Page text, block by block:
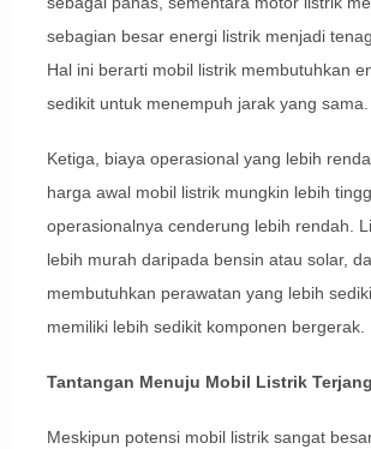
sebagian besar energi listrik menjadi
Hal ini berarti mobil listrik membutuhkan
sedikit untuk menempuh jarak yang sama.
Ketiga, biaya operasional yang lebih
harga awal mobil listrik mungkin lebih
operasionalnya cenderung lebih rendah.
lebih murah daripada bensin atau solar,
membutuhkan perawatan yang lebih
memiliki lebih sedikit komponen bergerak.
Tantangan Menuju Mobil Listrik
Meskipun potensi mobil listrik sangat